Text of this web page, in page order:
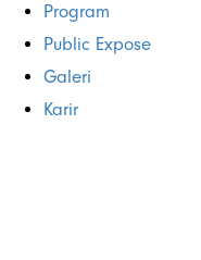
Program
Public Expose
Galeri
Karir